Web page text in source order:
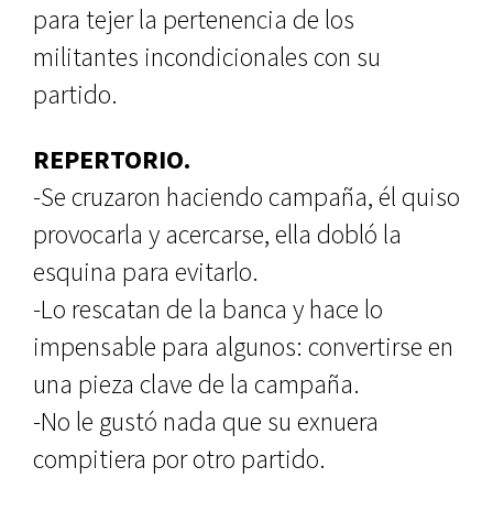
para tejer la pertenencia de los
militantes incondicionales con su
partido.
REPERTORIO.
-Se cruzaron haciendo campaña, él quiso
provocarla y acercarse, ella dobló la
esquina para evitarlo.
-Lo rescatan de la banca y hace lo
impensable para algunos: convertirse en
una pieza clave de la campaña.
-No le gustó nada que su exnuera
compitiera por otro partido.